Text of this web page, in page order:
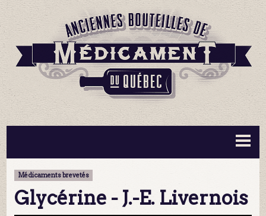
BOUTEILLES ▼
MA COLLECTION
CONTACT
Médicaments brevetés
Glycérine - J.-E. Livernois